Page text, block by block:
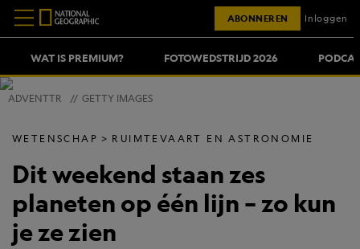
WAT IS PREMIUM? FOTOWEDSTRIJD 2026
ABONNEREN Inloggen
ADVENTTR // GETTY IMAGES
WETENSCHAP RUIMTEVAART EN ASTRONOMIE
Dit weekend staan zes
planeten op één lijn – zo kun
je ze zien